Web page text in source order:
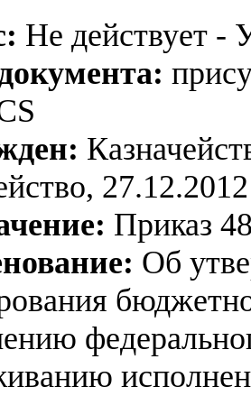
Не действует -
27.12.2012
Приказ
Об